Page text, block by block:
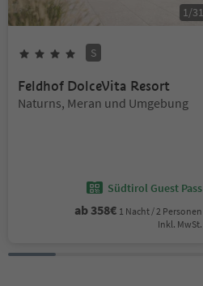
1 /31
Sterne
S
Feldhof DolceVita Resort
Standort:
Naturns, Meran und Umgebung
Südtirol Guest Pass
ab358€ 1 Nacht / 2 Personen
Inkl. MwSt.